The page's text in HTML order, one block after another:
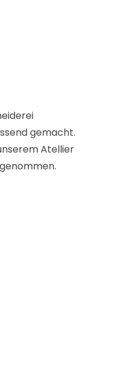
gemacht.
Atellier